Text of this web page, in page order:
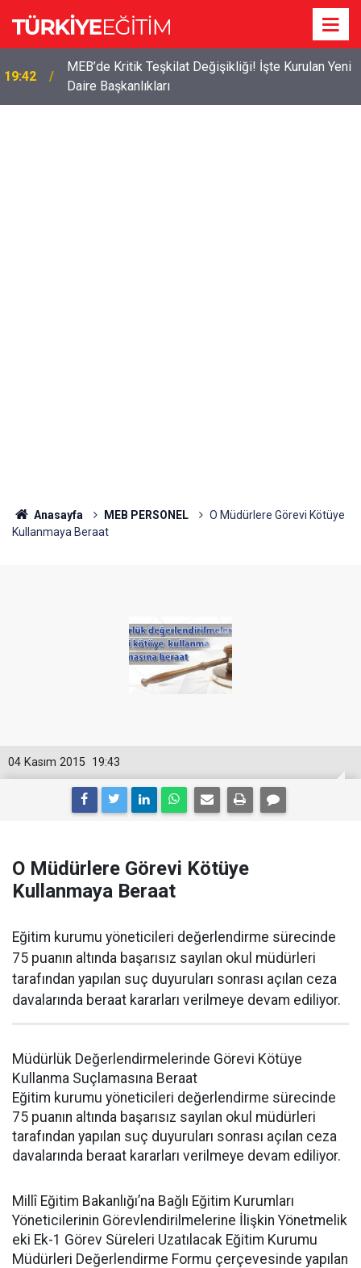
19:42
MEB’de Kritik Teşkilat Değişikliği! İşte Kurulan Yeni
Daire Başkanlıkları
Anasayfa MEB PERSONEL
O Müdürlere Görevi Kötüye
Kullanmaya Beraat
19:43
04 Kasım 2015
O Müdürlere Görevi Kötüye
Kullanmaya Beraat
Eğitim kurumu yöneticileri değerlendirme sürecinde
75 puanın altında başarısız sayılan okul müdürleri
tarafından yapılan suç duyuruları sonrası açılan ceza
davalarında beraat kararları verilmeye devam ediliyor.
Müdürlük Değerlendirmelerinde Görevi Kötüye
Kullanma Suçlamasına Beraat
Eğitim kurumu yöneticileri değerlendirme sürecinde
75 puanın altında başarısız sayılan okul müdürleri
tarafından yapılan suç duyuruları sonrası açılan ceza
davalarında beraat kararları verilmeye devam ediliyor.
Millî Eğitim Bakanlığı’na Bağlı Eğitim Kurumları
Yöneticilerinin Görevlendirilmelerine İlişkin Yönetmelik
eki Ek-1 Görev Süreleri Uzatılacak Eğitim Kurumu
Müdürleri Değerlendirme Formu çerçevesinde yapılan